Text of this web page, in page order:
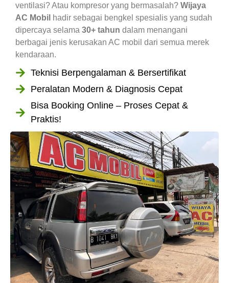
ventilasi? Atau kompresor yang bermasalah? Wijaya
AC Mobil hadir sebagai bengkel spesialis yang sudah
dipercaya selama 30+ tahun dalam menangani
berbagai jenis kerusakan AC mobil dari semua merek
kendaraan.
Teknisi Berpengalaman & Bersertifikat
Peralatan Modern & Diagnosis Cepat
Bisa Booking Online – Proses Cepat &
Praktis!